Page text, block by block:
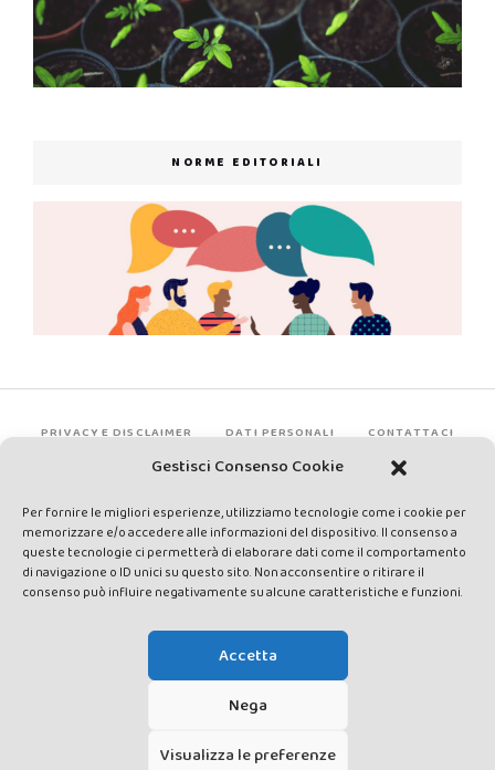
Gestisci Consenso Cookie
Per fornire le migliori esperienze, utilizziamo tecnologie come i cookie per
memorizzare e/o accedere alle informazioni del dispositivo. Il consenso a
queste tecnologie ci permetterà di elaborare dati come il comportamento
di navigazione o ID unici su questo sito. Non acconsentire o ritirare il
consenso può influire negativamente su alcune caratteristiche e funzioni.
Accetta
Nega
Visualizza le preferenze
NORME EDITORIALI
PRIVACY E DISCLAIMER DATI PERSONALI CONTATTACI
rights reserved - Testata registrata presso il Tribunale di Siena con
autorizzazione n°1 del 12/04/2014 - Direttrice Responsabile: Chiara
Cacace - E-mail: direzione@lavaldichiana.it - Editore: Valdichiana
Media Srl – P.IVA e C.F. 01377300528 –
10, Torrita di Siena (SI) - Iscrizione al Registro degli Operatori di